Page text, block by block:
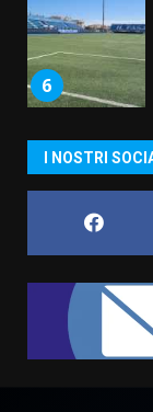
6
1
I NOSTRI